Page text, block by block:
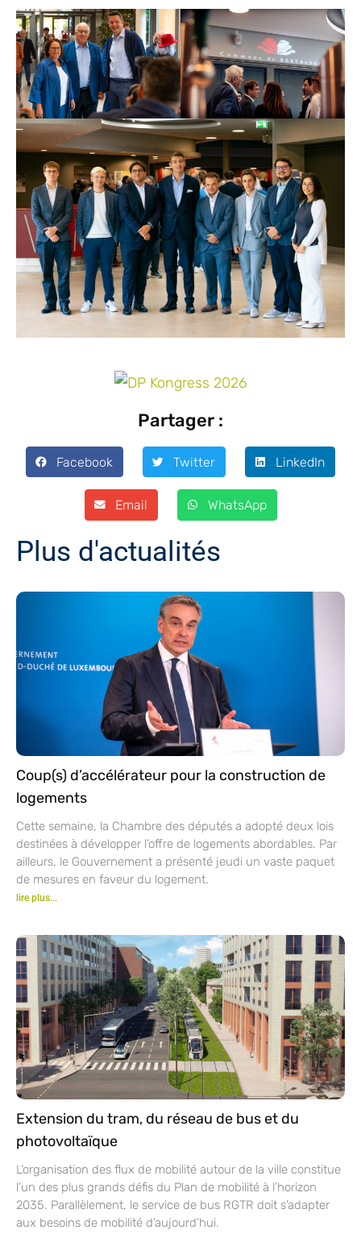
Partager :
Facebook Twitter LinkedIn
Email WhatsApp
Plus d'actualités
Coup(s) d’accélérateur pour la construction de
logements
Cette semaine, la Chambre des députés a adopté deux lois
destinées à développer l’offre de logements abordables. Par
ailleurs, le Gouvernement a présenté jeudi un vaste paquet
de mesures en faveur du logement.
lire plus...
Extension du tram, du réseau de bus et du
photovoltaïque
L’organisation des flux de mobilité autour de la ville constitue
l’un des plus grands défis du Plan de mobilité à l’horizon
2035. Parallèlement, le service de bus RGTR doit s’adapter
aux besoins de mobilité d’aujourd’hui.